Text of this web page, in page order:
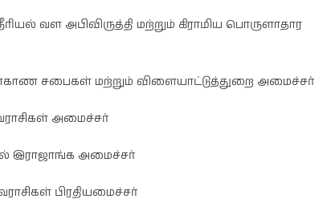
வள அபிவிருத்தி மற்றும் கிராமிய பொருளாதார
சபைகள் மற்றும் விளையாட்டுத்துறை அமைச்சர்
அமைச்சர்
இராஜாங்க அமைச்சர்
பிரதியமைச்சர்